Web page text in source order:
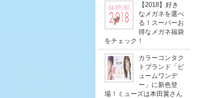
【2018】好き
なメガネを選べ
る！スーパーお
得なメガネ福袋
をチェック！
カラーコンタク
トブランド「ビ
ュームワンデ
ー」に新色登
場！ミューズは本田翼さん